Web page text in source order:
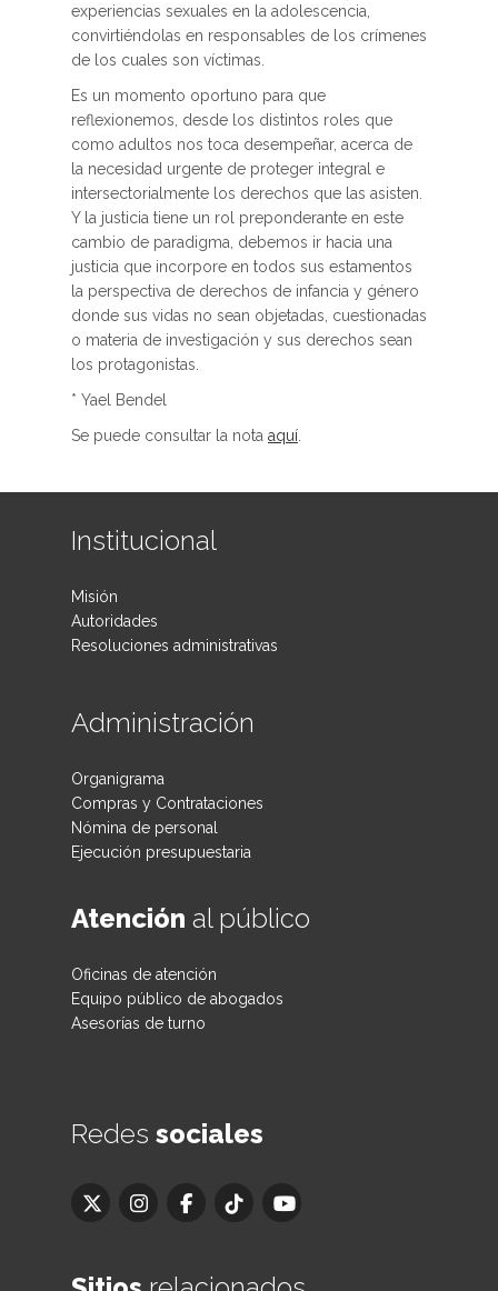
experiencias sexuales en la adolescencia,
convirtiéndolas en responsables de los crímenes
de los cuales son víctimas.
Es un momento oportuno para que
reflexionemos, desde los distintos roles que
como adultos nos toca desempeñar, acerca de
la necesidad urgente de proteger integral e
intersectorialmente los derechos que las asisten.
Y la justicia tiene un rol preponderante en este
cambio de paradigma, debemos ir hacia una
justicia que incorpore en todos sus estamentos
la perspectiva de derechos de infancia y género
donde sus vidas no sean objetadas, cuestionadas
o materia de investigación y sus derechos sean
los protagonistas.
* Yael Bendel
Se puede consultar la nota aquí
Institucional
Misión
Autoridades
Resoluciones administrativas
Administración
Organigrama
Compras y Contrataciones
Nómina de personal
Ejecución presupuestaria
Atención al público
Oficinas de atención
Equipo público de abogados
Asesorías de turno
Redes sociales